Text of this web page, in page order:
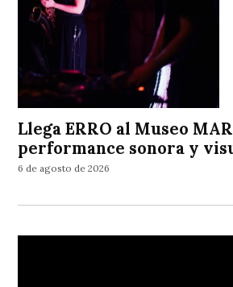
Llega ERRO al Museo
performance sonora y
6 de agosto de 2026